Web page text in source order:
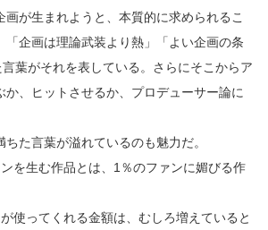
が生まれようと、本質的に求められるこ
「企画は理論武装より熱」「よい企画の条
言葉がそれを表している。さらにそこからア
か、ヒットさせるか、プロデューサー論に
た言葉が溢れているのも魅力だ。
ンを生む作品とは、1％のファンに媚びる作
使ってくれる金額は、むしろ増えていると